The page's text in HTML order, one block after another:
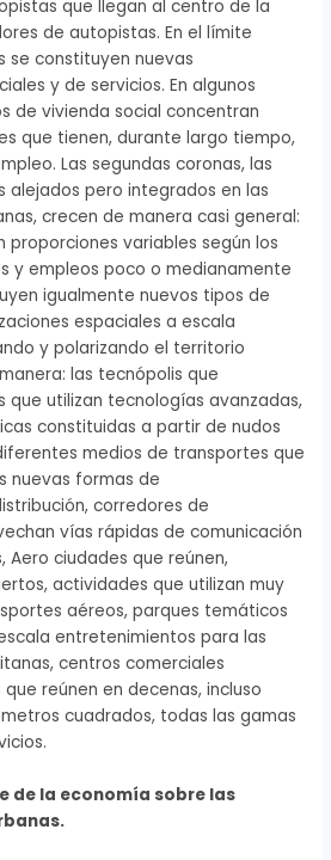
que llegan al centro de la
de autopistas. En el límite
se constituyen nuevas
y de servicios. En algunos
de vivienda social concentran
que tienen, durante largo tiempo,
Las segundas coronas, las
alejados pero integrados en las
crecen de manera casi general:
proporciones variables según los
y empleos poco o medianamente
igualmente nuevos tipos de
espaciales a escala
y polarizando el territorio
las tecnópolis que
que utilizan tecnologías avanzadas,
constituidas a partir de nudos
medios de transportes que
nuevas formas de
corredores de
vías rápidas de comunicación
Aero ciudades que reúnen,
actividades que utilizan muy
aéreos, parques temáticos
entretenimientos para las
centros comerciales
reúnen en decenas, incluso
cuadrados, todas las gamas
de la economía sobre las